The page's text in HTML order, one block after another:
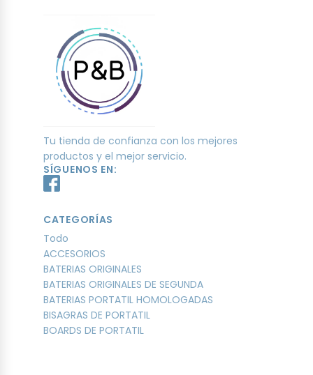
Tu tienda de confianza con los mejores
productos y el mejor servicio.
SÍGUENOS EN:
CATEGORÍAS
Todo
ACCESORIOS
BATERIAS ORIGINALES
BATERIAS ORIGINALES DE SEGUNDA
BATERIAS PORTATIL HOMOLOGADAS
BISAGRAS DE PORTATIL
BOARDS DE PORTATIL